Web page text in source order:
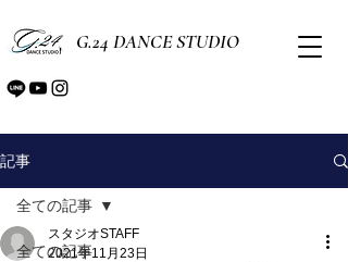
G.24 DANCE STUDIO
記事
全ての記事
全ての記事
スタジオSTAFF
2021年11月23日